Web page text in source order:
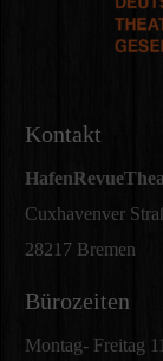
Kontakt
Cuxhavenver
28217 Bremen
Bürozeiten
Montag- Freitag